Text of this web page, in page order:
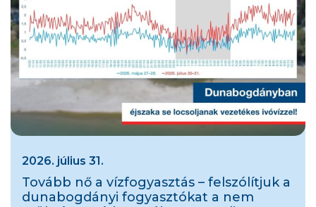
2026. július 31.
Tovább nő a vízfogyasztás – felszólítjuk a
dunabogdányi fogyasztókat a nem